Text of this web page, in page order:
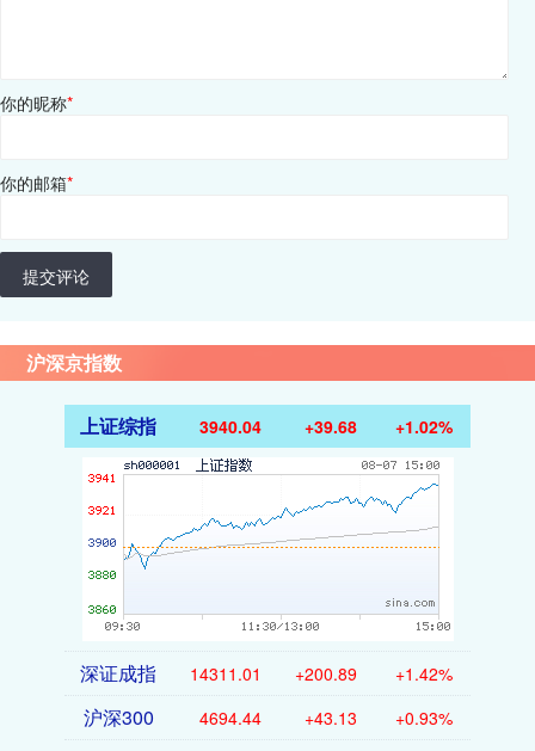
你的昵称*
你的邮箱*
提交评论
沪深京指数
上证综指 3940.04 +39.68 +1.02%
深证成指 14311.01 +200.89 +1.42%
沪深300 4694.44 +43.13 +0.93%